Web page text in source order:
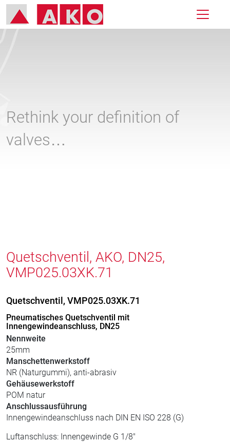
Rethink your definition of
valves…
Quetschventil, AKO, DN25,
VMP025.03XK.71
Quetschventil, VMP025.03XK.71
Pneumatisches Quetschventil mit
Innengewindeanschluss, DN25
Nennweite
25mm
Manschettenwerkstoff
NR (Naturgummi), anti-abrasiv
Gehäusewerkstoff
POM natur
Anschlussausführung
Innengewindeanschluss nach DIN EN ISO 228 (G)
Luftanschluss: Innengewinde G 1/8"